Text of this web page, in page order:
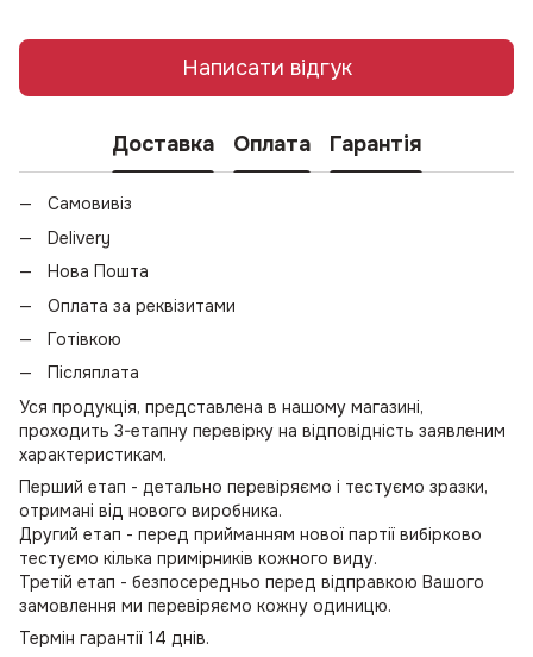
Написати відгук
Доставка Оплата Гарантія
Самовивіз
Delivery
Нова Пошта
Оплата за реквізитами
Готівкою
Післяплата
Уся продукція, представлена в нашому магазині,
проходить 3-етапну перевірку на відповідність заявленим
характеристикам.
Перший етап - детально перевіряємо і тестуємо зразки,
отримані від нового виробника.
Другий етап - перед прийманням нової партії вибірково
тестуємо кілька примірників кожного виду.
Третій етап - безпосередньо перед відправкою Вашого
замовлення ми перевіряємо кожну одиницю.
Термін гарантії 14 днів.